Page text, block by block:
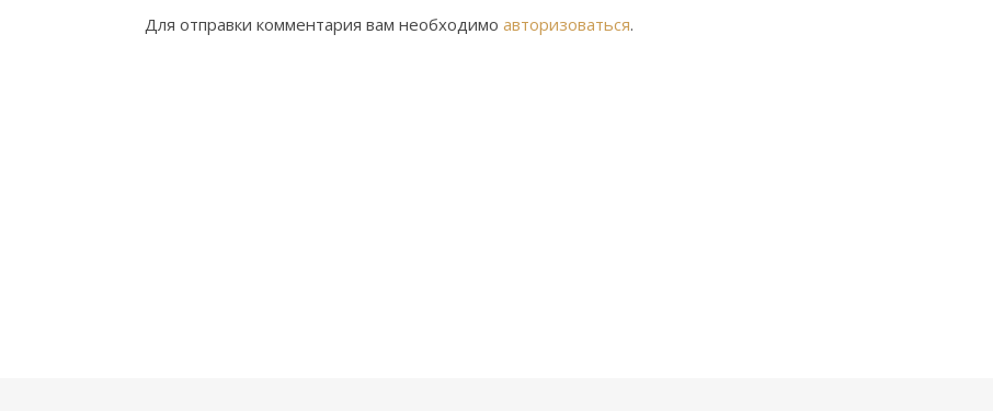
Для отправки комментария вам необходимо авторизоваться.